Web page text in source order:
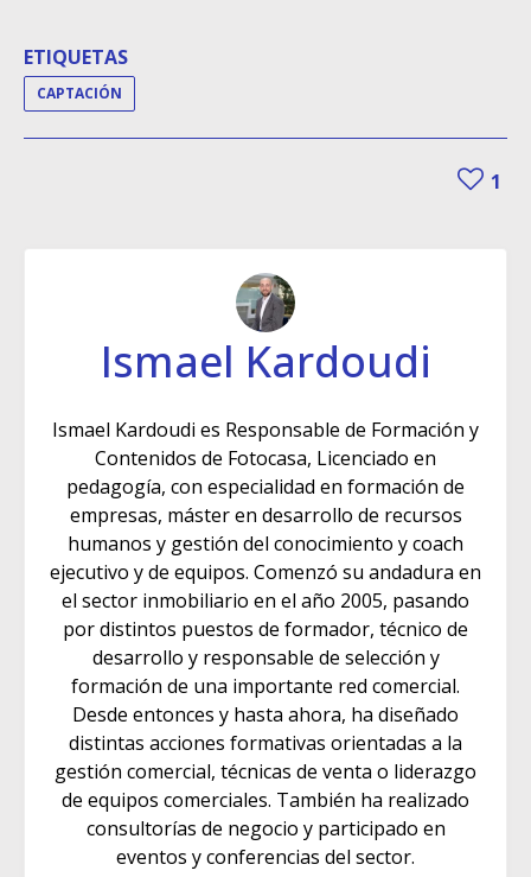
ETIQUETAS
CAPTACIÓN
1
Ismael Kardoudi
Ismael Kardoudi es Responsable de Formación y
Contenidos de Fotocasa, Licenciado en
pedagogía, con especialidad en formación de
empresas, máster en desarrollo de recursos
humanos y gestión del conocimiento y coach
ejecutivo y de equipos. Comenzó su andadura en
el sector inmobiliario en el año 2005, pasando
por distintos puestos de formador, técnico de
desarrollo y responsable de selección y
formación de una importante red comercial.
Desde entonces y hasta ahora, ha diseñado
distintas acciones formativas orientadas a la
gestión comercial, técnicas de venta o liderazgo
de equipos comerciales. También ha realizado
consultorías de negocio y participado en
eventos y conferencias del sector.